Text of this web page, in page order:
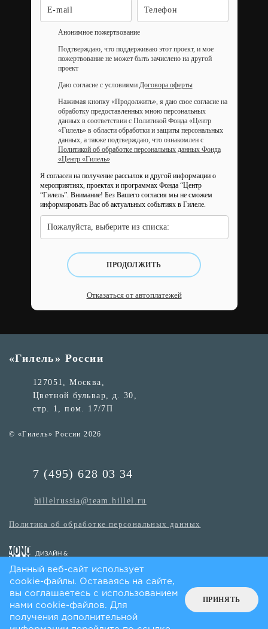
Анонимное пожертвование
Подтверждаю, что поддерживаю этот проект, и мое
пожертвование не может быть зачислено на другой
проект
Даю согласие с условиями Договора оферты
Нажимая кнопку «Продолжить», я даю свое согласие на
обработку предоставленных мною персональных
данных в соответствии с Политикой Фонда «Центр
«Гилель» в области обработки и защиты персональных
данных, а также подтверждаю, что ознакомлен с
Политикой об обработке персональных данных Фонда
«Центр «Гилель»
Я согласен на получение рассылок и другой информации о
мероприятиях, проектах и программах Фонда “Центр
“Гилель”. Внимание! Без Вашего согласия мы не сможем
информировать Вас об актуальных событиях в Гилеле.
Пожалуйста, выберите из списка:
ПРОДОЛЖИТЬ
Отказаться от автоплатежей
«Гилель» России
127051, Москва,
Цветной бульвар, д. 30,
стр. 1, пом. 17/7П
© «Гилель» России 2026
7 (495) 628 03 34
hillelrussia@team.hillel.ru
Политика об обработке персональных данных
Данный веб-сайт использует
cookie-файлы. Оставаясь на сайте,
вы соглашаетесь с использованием
нами cookie-файлов. Для
получения дополнительной
ПРИНЯТЬ